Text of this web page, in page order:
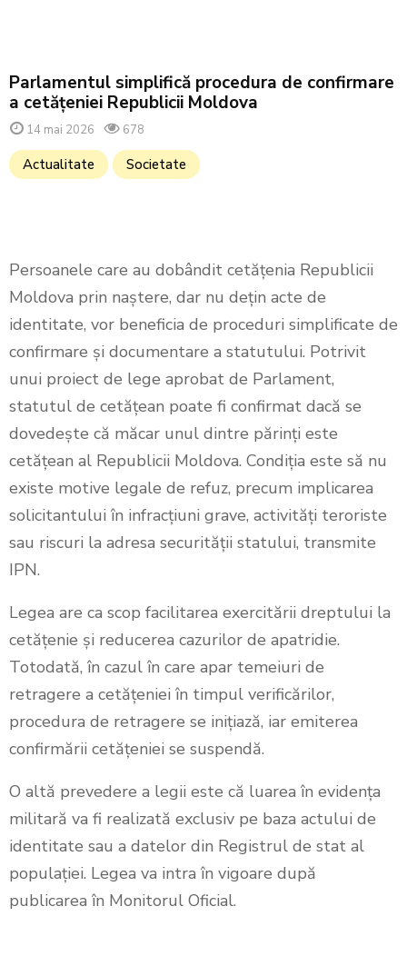
Parlamentul simplifică procedura de confirmare
a cetățeniei Republicii Moldova
14 mai 2026 678
Actualitate Societate
Persoanele care au dobândit cetățenia Republicii
Moldova prin naștere, dar nu dețin acte de
identitate, vor beneficia de proceduri simplificate de
confirmare și documentare a statutului. Potrivit
unui proiect de lege aprobat de Parlament,
statutul de cetățean poate fi confirmat dacă se
dovedește că măcar unul dintre părinți este
cetățean al Republicii Moldova. Condiția este să nu
existe motive legale de refuz, precum implicarea
solicitantului în infracțiuni grave, activități teroriste
sau riscuri la adresa securității statului, transmite
IPN.
Legea are ca scop facilitarea exercitării dreptului la
cetățenie și reducerea cazurilor de apatridie.
Totodată, în cazul în care apar temeiuri de
retragere a cetățeniei în timpul verificărilor,
procedura de retragere se inițiază, iar emiterea
confirmării cetățeniei se suspendă.
O altă prevedere a legii este că luarea în evidența
militară va fi realizată exclusiv pe baza actului de
identitate sau a datelor din Registrul de stat al
populației. Legea va intra în vigoare după
publicarea în Monitorul Oficial.